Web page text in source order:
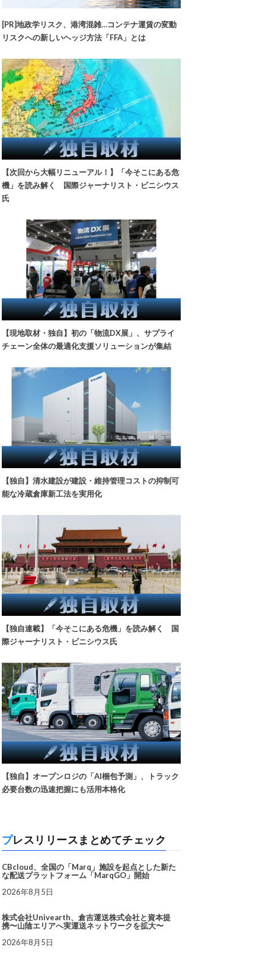
[PR]地政学リスク、港湾混雑…コンテナ運賃の変動
リスクへの新しいヘッジ方法「FFA」とは
【次回から大幅リニューアル！】「今そこにある危
機」を読み解く 国際ジャーナリスト・ビニシウス
氏
【現地取材・独自】初の「物流DX展」、サプライ
チェーン全体の最適化支援ソリューションが集結
【独自】清水建設が建設・維持管理コストの抑制可
能な冷蔵倉庫新工法を実用化
【独自連載】「今そこにある危機」を読み解く 国
際ジャーナリスト・ビニシウス氏
【独自】オープンロジの「AI梱包予測」、トラック
必要台数の迅速把握にも活用本格化
プレスリリースまとめてチェック
CBcloud、全国の「Marq」施設を起点とした新た
な配送プラットフォーム「MarqGO」開始
2026年8月5日
株式会社Univearth、倉吉運送株式会社と資本提
携〜山陰エリアへ実運送ネットワークを拡大〜
2026年8月5日